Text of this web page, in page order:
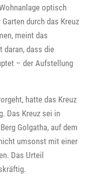
optisch
durch das Kreuz
meint das
daran, dass die
– der Aufstellung
hatte das Kreuz
Das Kreuz sei in
Golgatha, auf dem
umsonst mit einer
Das Urteil